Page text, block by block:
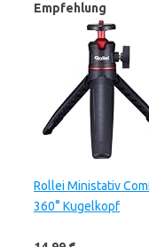
Empfehlung
Rollei Ministativ
360° Kugelkopf